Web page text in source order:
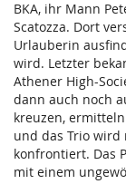
BKA, ihr Mann
Scatozza. Dort
Urlauberin
wird. Letzter
Athener High-
dann auch noch
kreuzen,
und das Trio
konfrontiert. Das
mit einem